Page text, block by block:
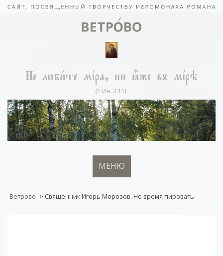
МЕНЮ
Ветрово > Священник Игорь Морозов. Не время пировать